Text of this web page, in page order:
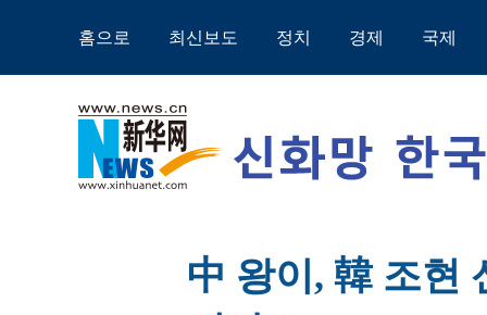
홈으로 최신보도 정치 경제 국제
中 왕이, 韓 조현